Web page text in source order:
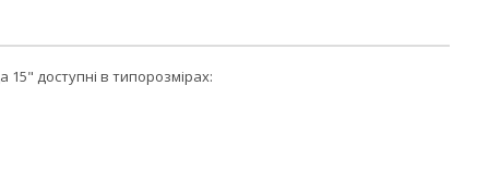
15" доступні в типорозмірах: